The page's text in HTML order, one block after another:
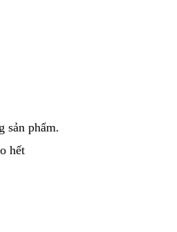
sản phẩm.
hết